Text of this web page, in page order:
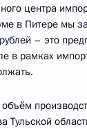
центра
в Питере мы
– это
в рамках
Тульской